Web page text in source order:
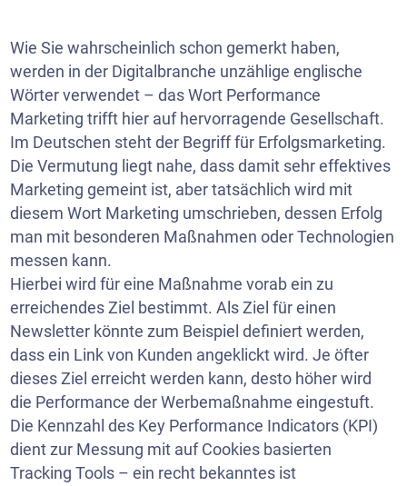
Wie Sie wahrscheinlich schon gemerkt haben,
werden in der Digitalbranche unzählige englische
Wörter verwendet – das Wort Performance
Marketing trifft hier auf hervorragende Gesellschaft.
Im Deutschen steht der Begriff für Erfolgsmarketing.
Die Vermutung liegt nahe, dass damit sehr effektives
Marketing gemeint ist, aber tatsächlich wird mit
diesem Wort Marketing umschrieben, dessen Erfolg
man mit besonderen Maßnahmen oder Technologien
messen kann.
Hierbei wird für eine Maßnahme vorab ein zu
erreichendes Ziel bestimmt. Als Ziel für einen
Newsletter könnte zum Beispiel definiert werden,
dass ein Link von Kunden angeklickt wird. Je öfter
dieses Ziel erreicht werden kann, desto höher wird
die Performance der Werbemaßnahme eingestuft.
Die Kennzahl des Key Performance Indicators (KPI)
dient zur Messung mit auf Cookies basierten
Tracking Tools – ein recht bekanntes ist